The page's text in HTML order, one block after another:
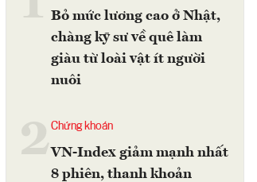
Bỏ mức lương cao ở Nhật,
chàng kỹ sư về quê làm
giàu từ loài vật ít người
nuôi
2Chứng khoán
VN-Index giảm mạnh nhất
8 phiên, thanh khoản